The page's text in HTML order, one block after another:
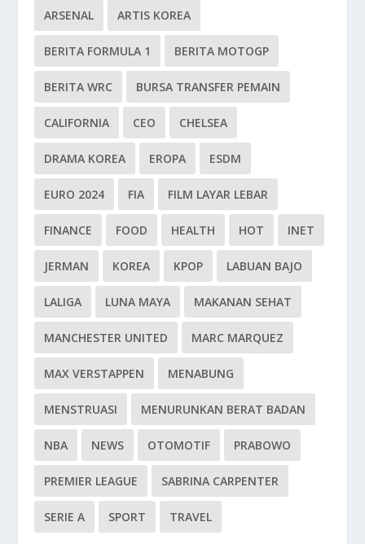
ARSENAL ARTIS KOREA
BERITA FORMULA 1 BERITA MOTOGP
BERITA WRC BURSA TRANSFER PEMAIN
CALIFORNIA CEO CHELSEA
DRAMA KOREA EROPA ESDM
EURO 2024 FIA FILM LAYAR LEBAR
FINANCE FOOD HEALTH HOT INET
JERMAN KOREA KPOP LABUAN BAJO
LALIGA LUNA MAYA MAKANAN SEHAT
MANCHESTER UNITED MARC MARQUEZ
MAX VERSTAPPEN MENABUNG
MENSTRUASI MENURUNKAN BERAT BADAN
NBA NEWS OTOMOTIF PRABOWO
PREMIER LEAGUE SABRINA CARPENTER
SERIE A SPORT TRAVEL